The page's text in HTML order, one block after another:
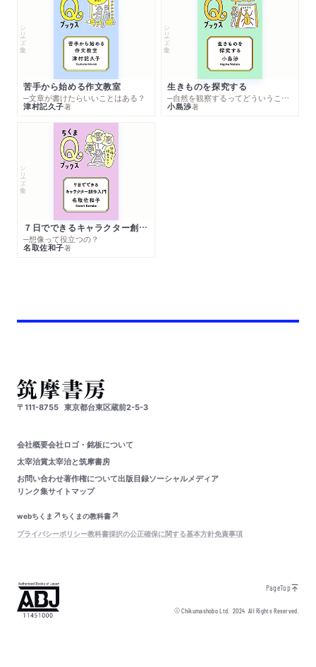
シリーズ・全集
苦手から始める作文教室
─文章が書けたらいいことはある？
津村記久子著
シリーズ・全集
生きものを探究する
─自然を観察するってどういうこと？
小島渉著
シリーズ・全集
７日でできるキャラクター創作入門
─想像って役立つの？
名取佐和子著
〒111-8755 東京都台東区蔵前2-5-3
会社概要会社ロゴ・銘板について
太宰治賞太宰治と筑摩書房
お問い合わせ著作権について出版目録ソーシャルメディア
リンク集サイトマップ
webちくま
ちくまの教科書
プライバシーポリシー教科書採択の公正確保に関する基本方針免責事項
PageTop
© Chikumashobo Ltd.2024 All Rights Reserved.